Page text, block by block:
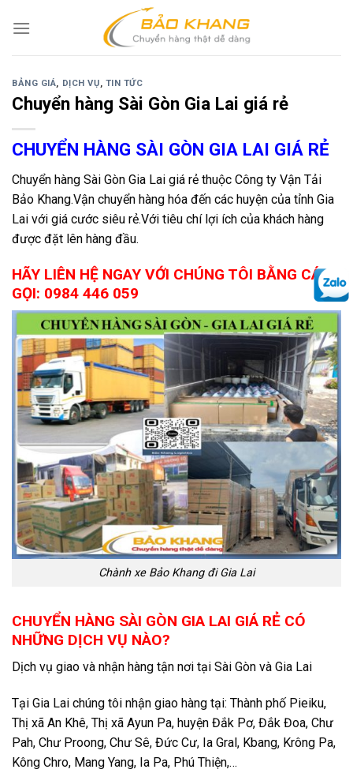
BẢNG GIÁ, DỊCH VỤ, TIN TỨC
Chuyển hàng Sài Gòn Gia Lai giá rẻ
CHUYỂN HÀNG SÀI GÒN GIA LAI GIÁ RẺ
Chuyển hàng Sài Gòn Gia Lai giá rẻ thuộc Công ty Vận Tải
Bảo Khang.Vận chuyển hàng hóa đến các huyện của tỉnh Gia
Lai với giá cước siêu rẻ.Với tiêu chí lợi ích của khách hàng
được đặt lên hàng đầu.
HÃY LIÊN HỆ NGAY VỚI CHÚNG TÔI BẰNG CÁCH
GỌI: 0984 446 059
Chành xe Bảo Khang đi Gia Lai
CHUYỂN HÀNG SÀI GÒN GIA LAI GIÁ RẺ CÓ
NHỮNG DỊCH VỤ NÀO?
Dịch vụ giao và nhận hàng tận nơi tại Sài Gòn và Gia Lai
Tại Gia Lai chúng tôi nhận giao hàng tại: Thành phố Pieiku,
Thị xã An Khê, Thị xã Ayun Pa, huyện Đắk Pơ, Đắk Đoa, Chư
Pah, Chư Proong, Chư Sê, Đức Cư, Ia Gral, Kbang, Krông Pa,
Kông Chro, Mang Yang, Ia Pa, Phú Thiện,…